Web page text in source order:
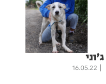
ג'וני
16.05.22